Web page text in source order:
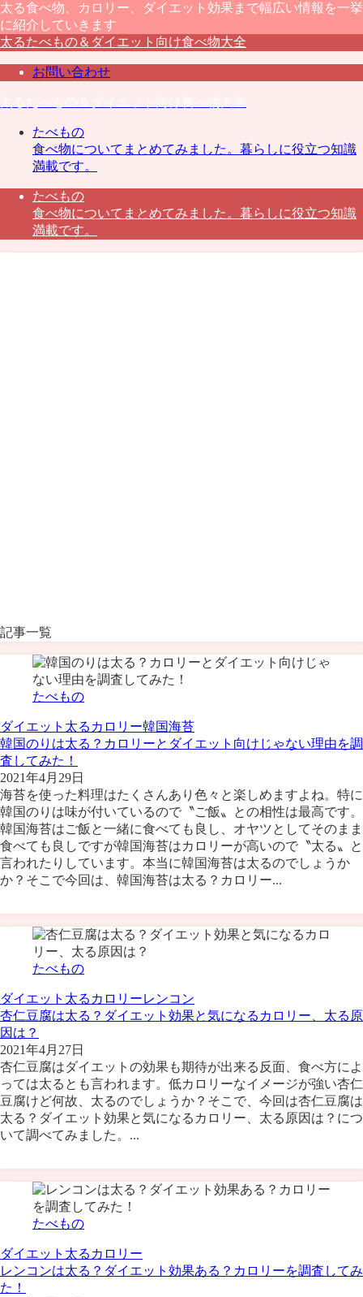
太る食べ物、カロリー、ダイエット効果まで幅広い情報を一挙
に紹介していきます
太るたべもの＆ダイエット向け食べ物大全
お問い合わせ
たべもの
食べ物についてまとめてみました。暮らしに役立つ知識
満載です。
たべもの
食べ物についてまとめてみました。暮らしに役立つ知識
満載です。
記事一覧
たべもの
ダイエット 太る カロリー韓国海苔
韓国のりは太る？カロリーとダイエット向けじゃない理由を調
査してみた！
2021年4月29日
海苔を使った料理はたくさんあり色々と楽しめますよね。特に
韓国のりは味が付いているので〝ご飯〟との相性は最高です。
韓国海苔はご飯と一緒に食べても良し、オヤツとしてそのまま
食べても良しですが韓国海苔はカロリーが高いので〝太る〟と
言われたりしています。本当に韓国海苔は太るのでしょうか
か？そこで今回は、韓国海苔は太る？カロリー...
たべもの
ダイエット 太る カロリーレンコン
杏仁豆腐は太る？ダイエット効果と気になるカロリー、太る原
因は？
2021年4月27日
杏仁豆腐はダイエットの効果も期待が出来る反面、食べ方によ
っては太るとも言われます。低カロリーなイメージが強い杏仁
豆腐けど何故、太るのでしょうか？そこで、今回は杏仁豆腐は
太る？ダイエット効果と気になるカロリー、太る原因は？につ
いて調べてみました。...
たべもの
ダイエット 太る カロリー
レンコンは太る？ダイエット効果ある？カロリーを調査してみ
た！